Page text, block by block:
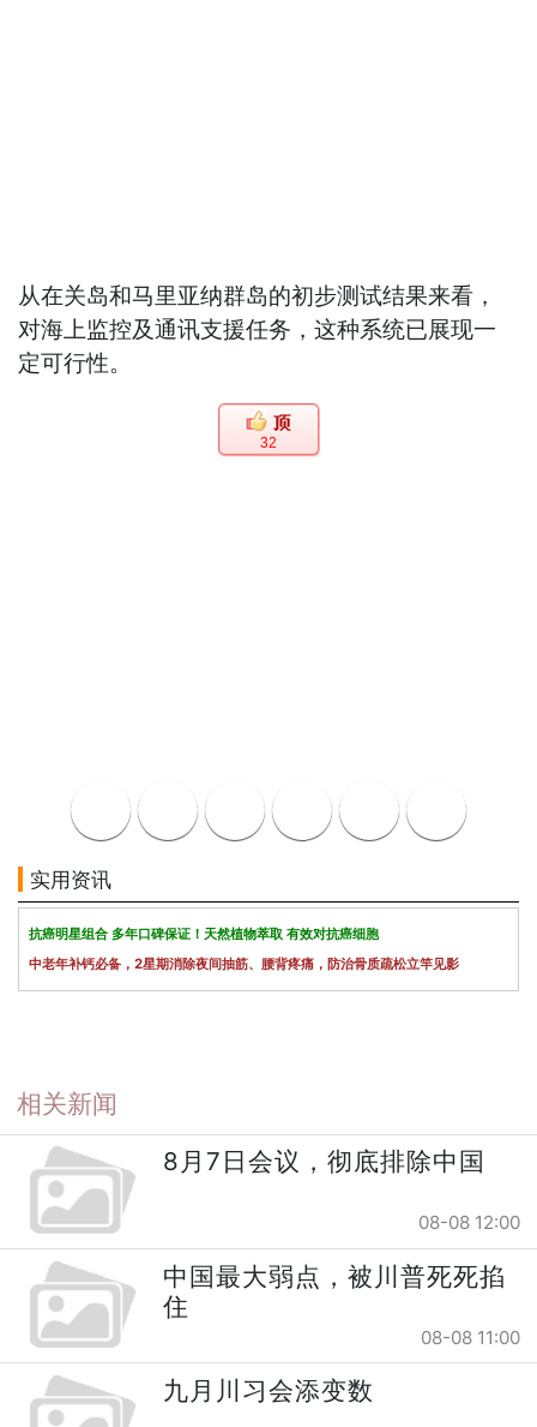
从在关岛和马里亚纳群岛的初步测试结果来看，
对海上监控及通讯支援任务，这种系统已展现一
定可行性。
32
实用资讯
抗癌明星组合 多年口碑保证！天然植物萃取 有效对抗癌细胞
中老年补钙必备，2星期消除夜间抽筋、腰背疼痛，防治骨质疏松立竿见影
相关新闻
8月7日会议，彻底排除中国
08-08 12:00
中国最大弱点，被川普死死掐
住
08-08 11:00
九月川习会添变数